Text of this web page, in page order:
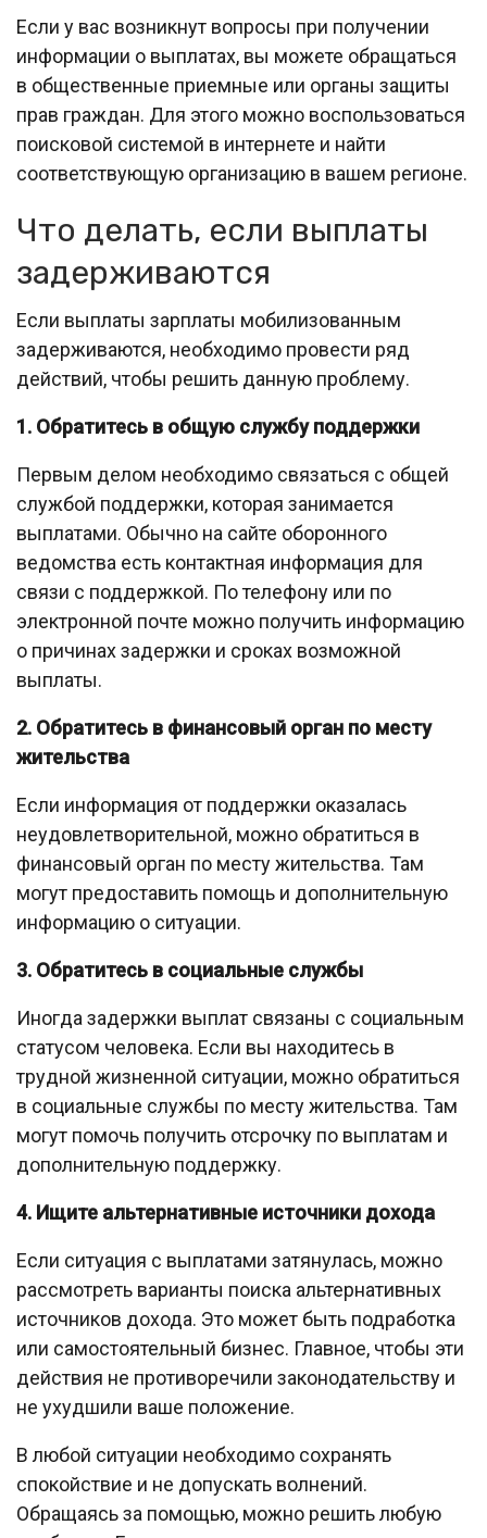
Если у вас возникнут вопросы при получении
информации о выплатах, вы можете обращаться
в общественные приемные или органы защиты
прав граждан. Для этого можно воспользоваться
поисковой системой в интернете и найти
соответствующую организацию в вашем регионе.
Что делать, если выплаты
задерживаются
Если выплаты зарплаты мобилизованным
задерживаются, необходимо провести ряд
действий, чтобы решить данную проблему.
1. Обратитесь в общую службу поддержки
Первым делом необходимо связаться с общей
службой поддержки, которая занимается
выплатами. Обычно на сайте оборонного
ведомства есть контактная информация для
связи с поддержкой. По телефону или по
электронной почте можно получить информацию
о причинах задержки и сроках возможной
выплаты.
2. Обратитесь в финансовый орган по месту
жительства
Если информация от поддержки оказалась
неудовлетворительной, можно обратиться в
финансовый орган по месту жительства. Там
могут предоставить помощь и дополнительную
информацию о ситуации.
3. Обратитесь в социальные службы
Иногда задержки выплат связаны с социальным
статусом человека. Если вы находитесь в
трудной жизненной ситуации, можно обратиться
в социальные службы по месту жительства. Там
могут помочь получить отсрочку по выплатам и
дополнительную поддержку.
4. Ищите альтернативные источники дохода
Если ситуация с выплатами затянулась, можно
рассмотреть варианты поиска альтернативных
источников дохода. Это может быть подработка
или самостоятельный бизнес. Главное, чтобы эти
действия не противоречили законодательству и
не ухудшили ваше положение.
В любой ситуации необходимо сохранять
спокойствие и не допускать волнений.
Обращаясь за помощью, можно решить любую